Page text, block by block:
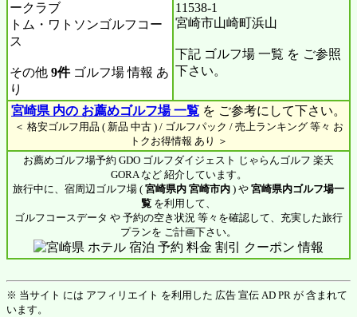
ークラブ
トム・ワトソンゴルフコー
ス
その他 9件ゴルフ場 情報 あ
り
11538-1
宮崎市山崎町浜山
下記 ゴルフ場 一覧 を ご参照
下さい。
宮崎県 内の お薦めゴルフ場 一覧 を ご参考にして下さい。
＜ 格安ゴルフ用品 ( 新品 中古 ) / ゴルフパック / 売上ランキング 等々 お
トクお得情報 あり ＞
お薦めゴルフ場予約 GDO ゴルフダイジェスト じゃらんゴルフ 楽天
GORA など 紹介しています。
旅行中に、宿周辺ゴルフ場 ( 宮崎県内 宮崎市内 ) や 宮崎県内ゴルフ場一
覧 を利用して、
ゴルフコースデータ や 予約の空き状況 等々を確認して、充実した旅行
プランを ご計画下さい。
※ 当サイト には アフィリエイト を利用した 広告 宣伝 AD PR が 含まれて
います。